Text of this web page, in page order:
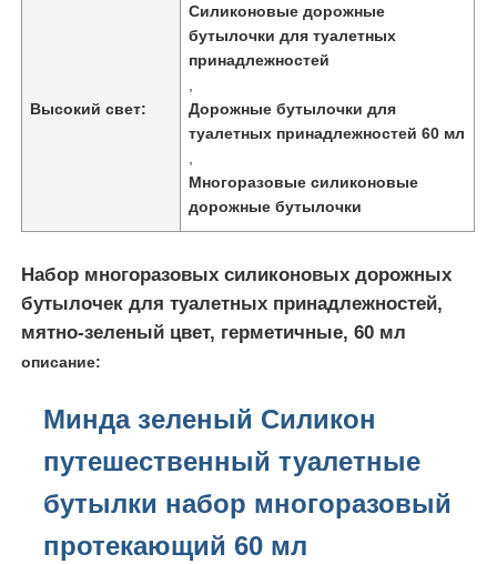
Продукты
О нас
Высокий свет:
Силиконовые дорожные
бутылочки для туалетных
принадлежностей
Дорожные бутылочки для
туалетных принадлежностей 60 мл
Многоразовые силиконовые
дорожные бутылочки
Набор многоразовых силиконовых дорожных
бутылочек для туалетных принадлежностей,
мятно-зеленый цвет, герметичные, 60 мл
описание:
Минда зеленый Силикон
путешественный туалетные
бутылки набор многоразовый
протекающий 60 мл